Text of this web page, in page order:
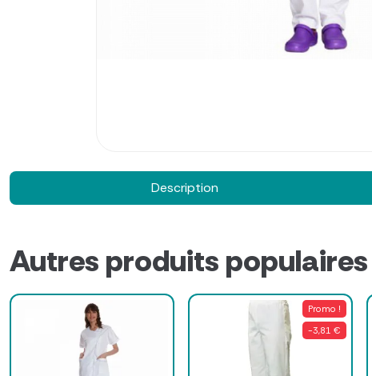
Description
Autres produits
Promo !
-3,81 €